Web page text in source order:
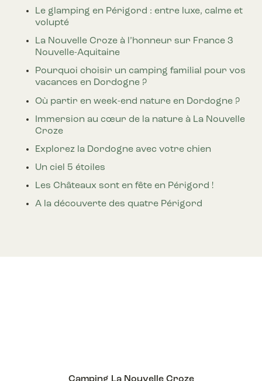
Le glamping en Périgord : entre luxe, calme et
volupté
La Nouvelle Croze à l’honneur sur France 3
Nouvelle-Aquitaine
Pourquoi choisir un camping familial pour vos
vacances en Dordogne ?
Où partir en week-end nature en Dordogne ?
Immersion au cœur de la nature à La Nouvelle
Croze
Explorez la Dordogne avec votre chien
Un ciel 5 étoiles
Les Châteaux sont en fête en Périgord !
A la découverte des quatre Périgord